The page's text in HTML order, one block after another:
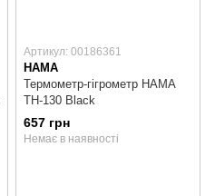
Артикул: 00186361
HAMA
Термометр-гігрометр HAMA
TH-130 Black
657 грн
Немає в наявності